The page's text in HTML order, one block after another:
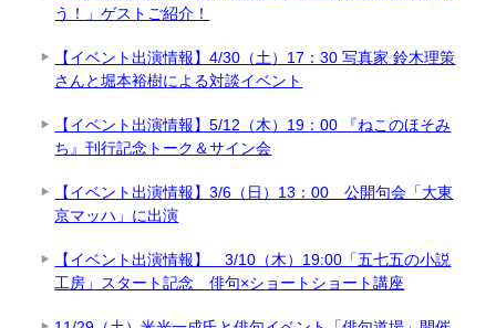
う！」ゲストご紹介！
【イベント出演情報】4/30（土）17：30 写真家 鈴木理策
さんと堀本裕樹による対談イベント
【イベント出演情報】5/12（木）19：00 『ねこのほそみ
ち』刊行記念トーク＆サイン会
【イベント出演情報】3/6（日）13：00 公開句会「大東
京マッハ」に出演
【イベント出演情報】 3/10（木）19:00「五七五の小説
工房」スタート記念 俳句×ショートショート講座